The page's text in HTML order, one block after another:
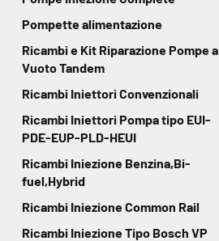
Pompette alimentazione
Ricambi e Kit Riparazione Pompe a
Vuoto Tandem
Ricambi Iniettori Convenzionali
Ricambi Iniettori Pompa tipo EUI-
PDE-EUP-PLD-HEUI
Ricambi Iniezione Benzina,Bi-
fuel,Hybrid
Ricambi Iniezione Common Rail
Ricambi Iniezione Tipo Bosch VP